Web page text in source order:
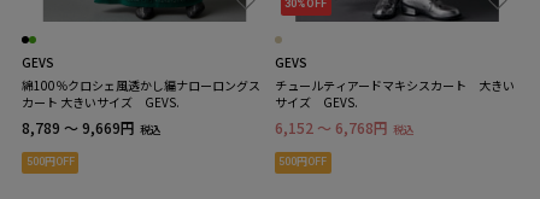
GEVS
綿100％クロシェ風透かし編ナローロングス
カート 大きいサイズ GEVS.
8,789 ～ 9,669円 税込
500円OFF
30%OFF
GEVS
チュールティアードマキシスカート 大きい
サイズ GEVS.
6,152 ～ 6,768円 税込
500円OFF